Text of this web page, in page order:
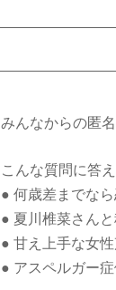
みんなからの匿
こんな質問に答
● 何歳差までな
● 夏川椎菜さん
● 甘え上手な女
● アスペルガー